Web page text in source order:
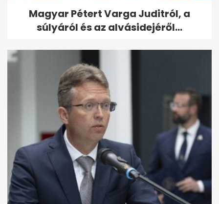
Magyar Pétert Varga Juditról, a
súlyáról és az alvásidejéről...